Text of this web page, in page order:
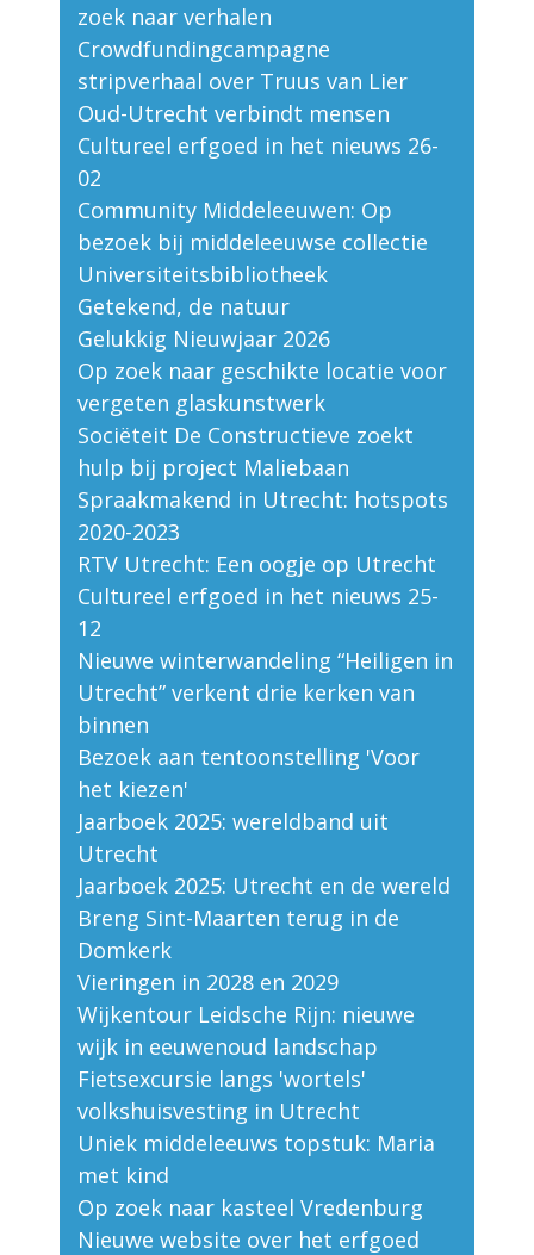
zoek naar verhalen
Crowdfundingcampagne
stripverhaal over Truus van Lier
Oud-Utrecht verbindt mensen
Cultureel erfgoed in het nieuws 26-
02
Community Middeleeuwen: Op
bezoek bij middeleeuwse collectie
Universiteitsbibliotheek
Getekend, de natuur
Gelukkig Nieuwjaar 2026
Op zoek naar geschikte locatie voor
vergeten glaskunstwerk
Sociëteit De Constructieve zoekt
hulp bij project Maliebaan
Spraakmakend in Utrecht: hotspots
2020-2023
RTV Utrecht: Een oogje op Utrecht
Cultureel erfgoed in het nieuws 25-
12
Nieuwe winterwandeling “Heiligen in
Utrecht” verkent drie kerken van
binnen
Bezoek aan tentoonstelling 'Voor
het kiezen'
Jaarboek 2025: wereldband uit
Utrecht
Jaarboek 2025: Utrecht en de wereld
Breng Sint-Maarten terug in de
Domkerk
Vieringen in 2028 en 2029
Wijkentour Leidsche Rijn: nieuwe
wijk in eeuwenoud landschap
Fietsexcursie langs 'wortels'
volkshuisvesting in Utrecht
Uniek middeleeuws topstuk: Maria
met kind
Op zoek naar kasteel Vredenburg
Nieuwe website over het erfgoed